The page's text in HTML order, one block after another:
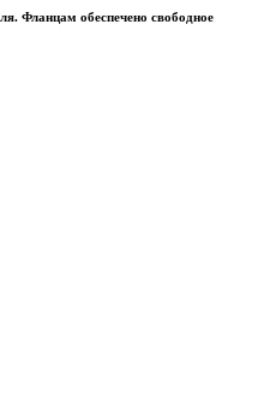
Фланцам обеспечено свободное